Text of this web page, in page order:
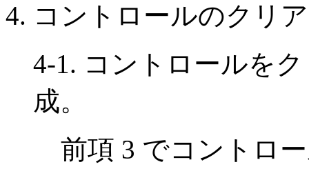
4. コントロールのクリア
4-1. コントロールを
成。
前項 3 でコントロ